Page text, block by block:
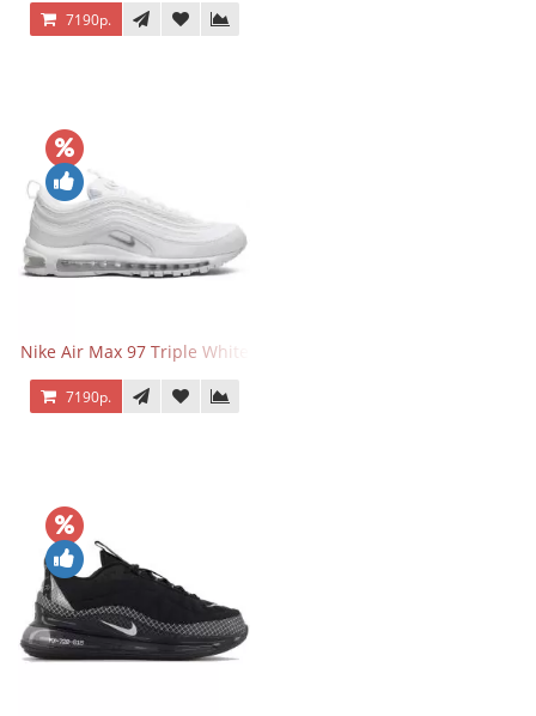
7190р.
Nike Air Max 97 Triple White
7190р.